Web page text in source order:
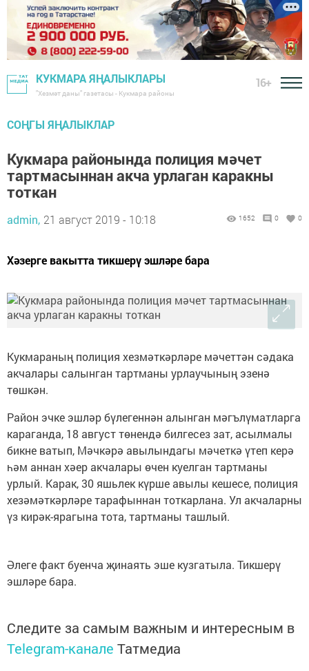
КУКМАРА ЯҢАЛЫКЛАРЫ
"Хезмәт даны" газетасы - Кукмара районы
16+
СОҢГЫ ЯҢАЛЫКЛАР
Кукмара районында полиция мәчет
тартмасыннан акча урлаган каракны
тоткан
admin, 21 август 2019 - 10:18 1652 0 0
Хәзерге вакытта тикшерү эшләре бара
Кукмараның полиция хезмәткәрләре мәчеттән сәдака
акчалары салынган тартманы урлаучының эзенә
төшкән.
Район эчке эшләр бүлегеннән алынган мәгълүматларга
караганда, 18 август төнендә билгесез зат, асылмалы
бикне ватып, Мәчкәрә авылындагы мәчеткә үтеп керә
һәм аннан хәер акчалары өчен куелган тартманы
урлый. Карак, 30 яшьлек күрше авылы кешесе, полиция
хезәмәткәрләре тарафыннан тоткарлана. Ул акчаларны
үз кирәк-ярагына тота, тартманы ташлый.
Әлеге факт буенча җинаять эше кузгатыла. Тикшерү
эшләре бара.
Следите за самым важным и интересным в
Telegram-канале Татмедиа